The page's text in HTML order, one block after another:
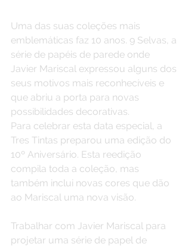
Uma das suas coleções mais
emblemáticas faz 10 anos. 9 Selvas, a
série de papéis de parede onde
Javier Mariscal expressou alguns dos
seus motivos mais reconhecíveis e
que abriu a porta para novas
possibilidades decorativas.
Para celebrar esta data especial, a
Tres Tintas preparou uma edição do
10º Aniversário. Esta reedição
compila toda a coleção, mas
também inclui novas cores que dão
ao Mariscal uma nova visão.
Trabalhar com Javier Mariscal para
projetar uma série de papel de